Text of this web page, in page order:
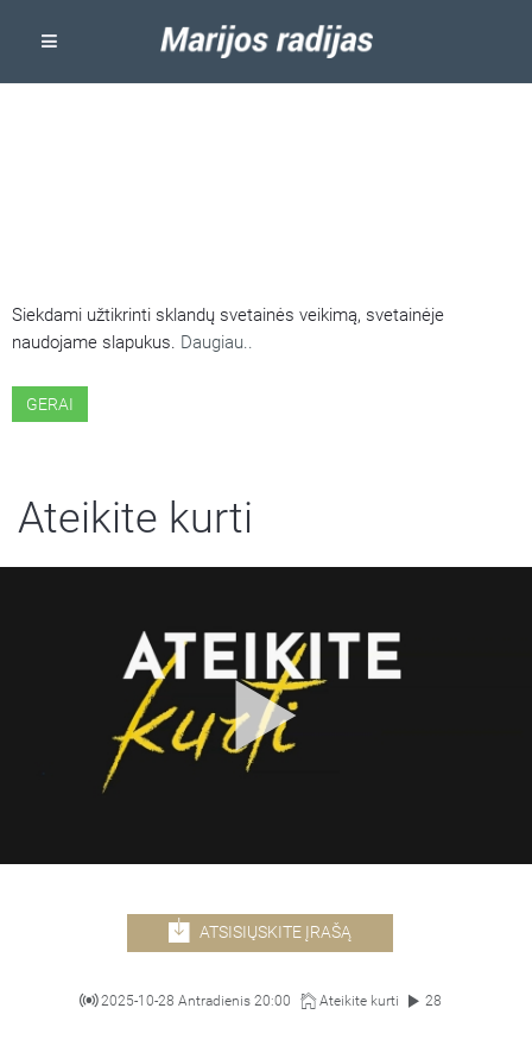
Siekdami užtikrinti sklandų svetainės veikimą, svetainėje
naudojame slapukus. Daugiau..
GERAI
Ateikite kurti
ATSISIŲSKITE ĮRAŠĄ
2025-10-28 Antradienis 20:00 Ateikite kurti 28